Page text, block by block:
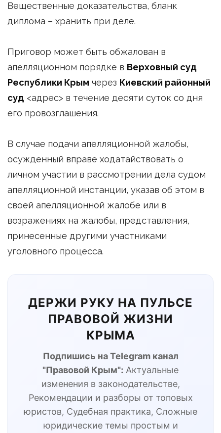
Вещественные доказательства, бланк
диплома – хранить при деле.
Приговор может быть обжалован в
апелляционном порядке в Верховный суд
Республики Крым через Киевский районный
суд <адрес> в течение десяти суток со дня
его провозглашения.
В случае подачи апелляционной жалобы,
осужденный вправе ходатайствовать о
личном участии в рассмотрении дела судом
апелляционной инстанции, указав об этом в
своей апелляционной жалобе или в
возражениях на жалобы, представления,
принесенные другими участниками
уголовного процесса.
ДЕРЖИ РУКУ НА ПУЛЬСЕ
ПРАВОВОЙ ЖИЗНИ
КРЫМА
Подпишись на Telegram канал
"Правовой Крым": Актуальные
изменения в законодательстве,
Рекомендации и разборы от топовых
юристов, Судебная практика, Сложные
юридические темы простым и